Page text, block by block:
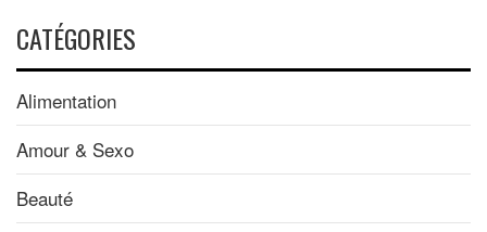
CATÉGORIES
Alimentation
Amour & Sexo
Beauté